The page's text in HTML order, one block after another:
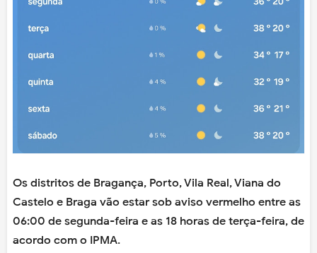
Os distritos de Bragança, Porto, Vila Real, Viana do
Castelo e Braga vão estar sob aviso vermelho entre as
06:00 de segunda-feira e as 18 horas de terça-feira, de
acordo com o IPMA.